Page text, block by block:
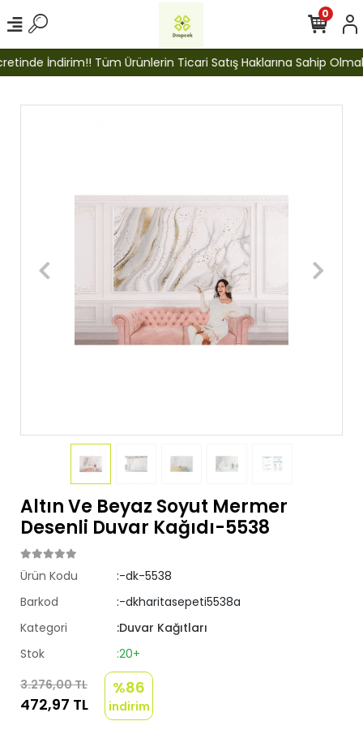
İndirim!! Tüm Ürünlerin Ticari Satış Haklarına Sahip
0
Altın Ve Beyaz Soyut Mermer
Desenli Duvar Kağıdı-5538
Ürün Kodu
:-dk-5538
Barkod
:-dkharitasepeti5538a
Kategori
:Duvar Kağıtları
Stok
:20+
3.276,00 TL
472,97 TL
%86
indirim